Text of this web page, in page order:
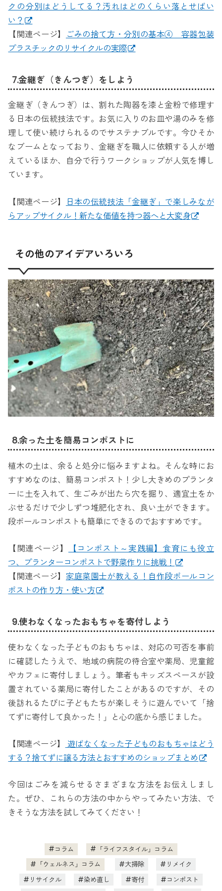
クの分別はどうしてる？汚れはどのくらい落とせばい
い？
【関連ページ】
ごみの捨て方・分別の基本④ 容器包装
プラスチックのリサイクルの実際
7.金継ぎ（きんつぎ）をしよう
金継ぎ（きんつぎ）は、割れた陶器を漆と金粉で修理す
る日本の伝統技法です。お気に入りのお皿や湯のみを修
理して使い続けられるのでサステナブルです。今ひそか
なブームとなっており、金継ぎを職人に依頼する人が増
えているほか、自分で行うワークショップが人気を博し
ています。
【関連ページ】
日本の伝統技法「金継ぎ」で楽しみなが
らアップサイクル！新たな価値を持つ器へと大変身
その他のアイデアいろいろ
8.余った土を簡易コンポストに
植木の土は、余ると処分に悩みますよね。そんな時にお
すすめなのは、簡易コンポスト！少し大きめのプランタ
ーに土を入れて、生ごみが出たら穴を掘り、適宜土をか
ぶせるだけで少しずつ堆肥化され、良い土ができます。
段ボールコンポストも簡単にできるのでおすすめです。
【関連ページ】
【コンポスト～実践編】食育にも役立
つ、プランターコンポストで野菜作りに挑戦！
【関連ページ】 家庭菜園士が教える！自作段ボールコン
ポストの作り方・使い方
9.使わなくなったおもちゃを寄付しよう
使わなくなった子どものおもちゃは、対応の可否を事前
に確認したうえで、地域の病院の待合室や薬局、児童館
やカフェに寄付しましょう。筆者もキッズスペースが設
置されている薬局に寄付したことがあるのですが、その
後訪れるたびに子どもたちが楽しそうに遊んでいて「捨
てずに寄付して良かった！」と心の底から感じました。
【関連ページ】
遊ばなくなった子どものおもちゃはどう
する？捨てずに譲る方法とおすすめのショップまとめ
今回はごみを減らせるさまざまな方法をお伝えしまし
た。ぜひ、これらの方法の中からやってみたい方法、で
きそうな方法を試してみてください！
コラム
「ライフスタイル」コラム
「ウェルネス」コラム
大掃除
リメイク
リサイクル
染め直し 寄付
コンポスト